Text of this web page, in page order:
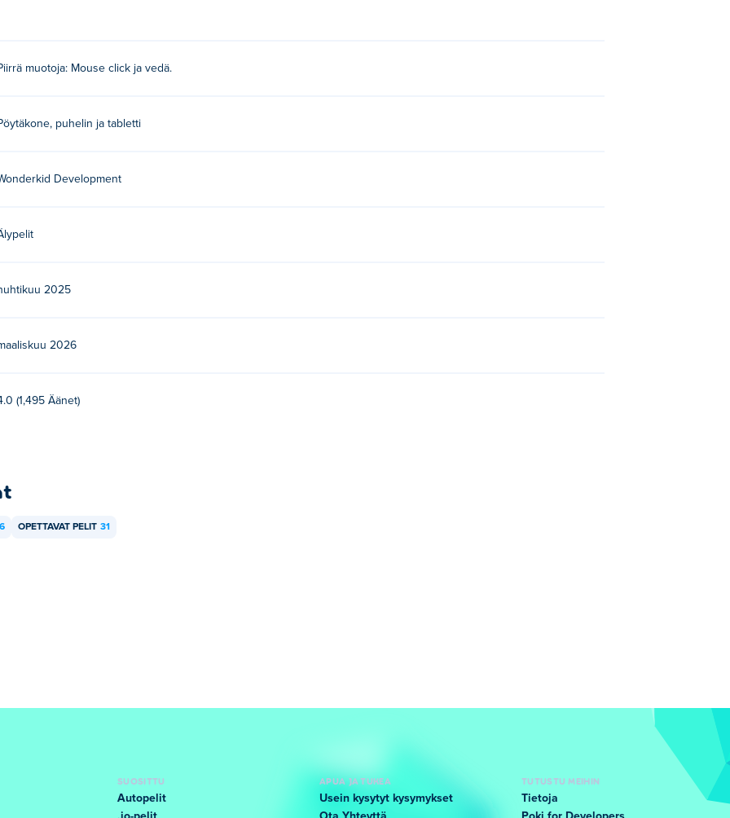
Tämä on heidän ensimmäinen pelinsä Poki-sivustolla!
ja työpöydällä?
muotoja: Mouse click ja vedä.
puhelin ja tabletti
Development
2025
2026
(1,495 Äänet)
OPETTAVAT PELIT 31
SUOSITTU
Autopelit
APUA JA TUKEA
Usein kysytyt kysymykset
TUTUSTU MEIHIN
Tietoja